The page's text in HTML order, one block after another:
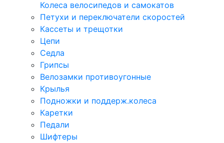
Колеса велосипедов и самокатов
Петухи и переключатели скоростей
Кассеты и трещотки
Цепи
Седла
Грипсы
Велозамки противоугонные
Крылья
Подножки и поддерж.колеса
Каретки
Педали
Шифтеры